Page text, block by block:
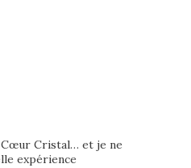
Cœur Cristal… et je ne
expérience